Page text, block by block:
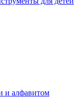
и алфавитом